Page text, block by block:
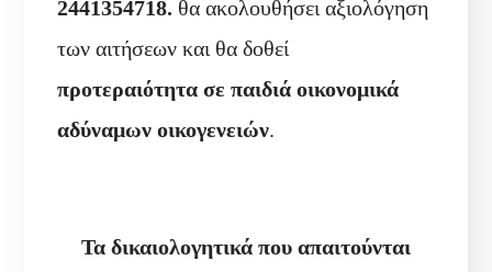
2441354718. θα ακολουθήσει αξιολόγηση
των αιτήσεων και θα δοθεί
προτεραιότητα σε παιδιά οικονομικά
αδύναμων οικογενειών.
Τα δικαιολογητικά που απαιτούνται